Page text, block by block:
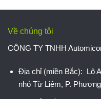
Về chúng tôi
CÔNG TY TNHH
Địa chỉ (miền Bắc): Lô
nhỏ Từ Liêm, P.